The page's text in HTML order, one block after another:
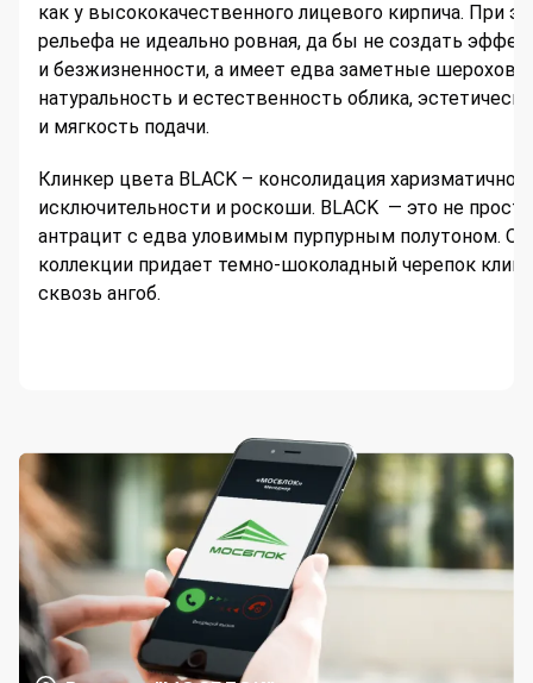
как у высококачественного лицевого кирпича. При
рельефа не идеально ровная, да бы не создать
и безжизненности, а имеет едва заметные
натуральность и естественность облика,
и мягкость подачи.
Клинкер цвета BLACK – консолидация
исключительности и роскоши. BLACK — это не
антрацит с едва уловимым пурпурным полутоном.
коллекции придает темно-шоколадный черепок
сквозь ангоб.